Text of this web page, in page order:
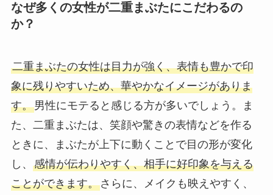
なぜ多くの女性が二重まぶたにこだわるの
か？
二重まぶたの女性は目力が強く、表情も豊かで印
象に残りやすいため、華やかなイメージがありま
す。男性にモテると感じる方が多いでしょう。ま
た、二重まぶたは、笑顔や驚きの表情などを作る
ときに、まぶたが上下に動くことで目の形が変化
し、 感情が伝わりやすく、相手に好印象を与える
ことができます。さらに、メイクも映えやすく、